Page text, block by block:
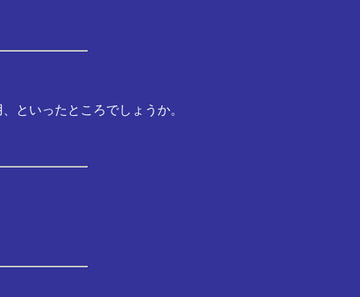
といったところでしょうか。